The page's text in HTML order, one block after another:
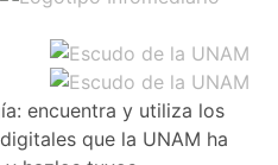
encuentra y utiliza los
que la UNAM ha